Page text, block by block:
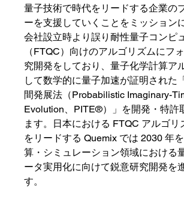
量子技術で時代をリードする企業の
ーを支援していくことをミッション
会社設立時より誤り耐性量子コンピ
（FTQC）向けのアルゴリズムにフ
究開発をしており、量子化学計算ア
して数学的に量子加速が証明された
間発展法（Probabilistic Imaginary-
Evolution、PITE®）」を開発・特許
ます。日本における FTQC アルゴリ
をリードする Quemix では 2030 年
算・シミュレーション領域における
ータ実用化に向けて鋭意研究開発を
す。